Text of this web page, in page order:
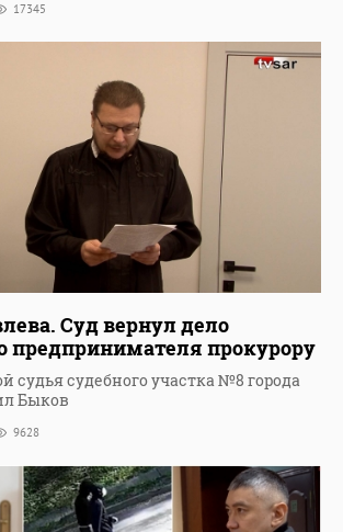
17345
Суд вернул дело
предпринимателя прокурору
судья судебного участка №8 города
Быков
9628